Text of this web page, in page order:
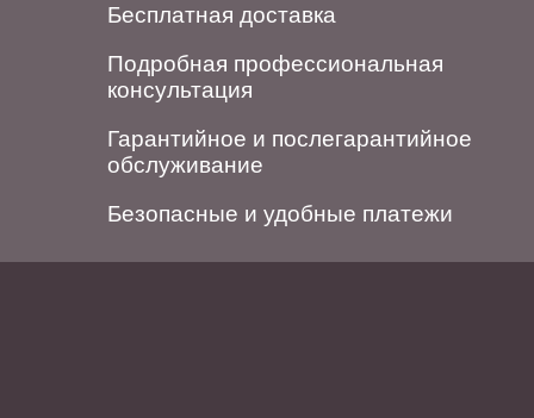
Бесплатная доставка
Подробная профессиональная
консультация
Гарантийное и послегарантийное
обслуживание
Безопасные и удобные платежи